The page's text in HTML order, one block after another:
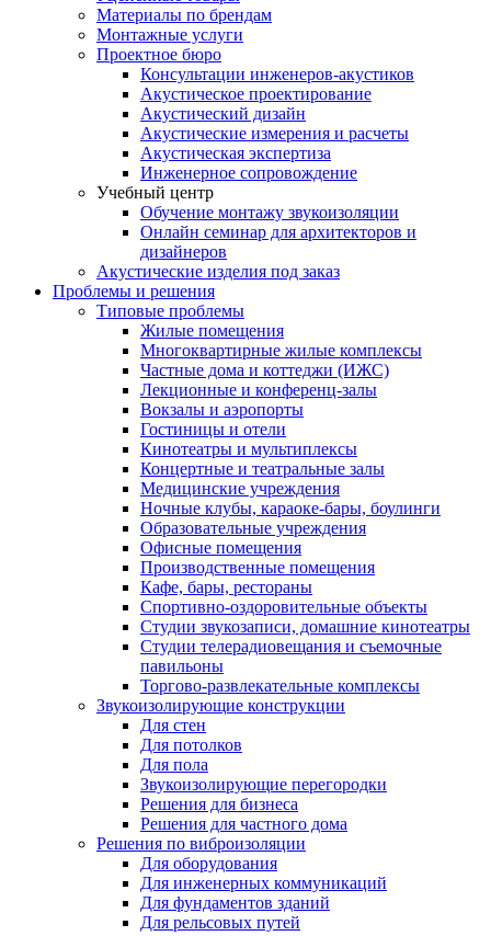
Материалы по брендам
Монтажные услуги
Проектное бюро
Консультации инженеров-акустиков
Акустическое проектирование
Акустический дизайн
Акустические измерения и расчеты
Акустическая экспертиза
Инженерное сопровождение
Учебный центр
Обучение монтажу звукоизоляции
Онлайн семинар для архитекторов и
дизайнеров
Акустические изделия под заказ
Проблемы и решения
Типовые проблемы
Жилые помещения
Многоквартирные жилые комплексы
Частные дома и коттеджи (ИЖС)
Лекционные и конференц-залы
Вокзалы и аэропорты
Гостиницы и отели
Кинотеатры и мультиплексы
Концертные и театральные залы
Медицинские учреждения
Ночные клубы, караоке-бары, боулинги
Образовательные учреждения
Офисные помещения
Производственные помещения
Кафе, бары, рестораны
Спортивно-оздоровительные объекты
Студии звукозаписи, домашние кинотеатры
Студии телерадиовещания и съемочные
павильоны
Торгово-развлекательные комплексы
Звукоизолирующие конструкции
Для стен
Для потолков
Для пола
Звукоизолирующие перегородки
Решения для бизнеса
Решения для частного дома
Решения по виброизоляции
Для оборудования
Для инженерных коммуникаций
Для фундаментов зданий
Для рельсовых путей